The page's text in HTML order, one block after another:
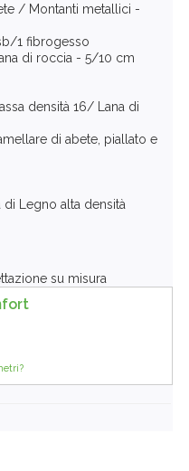
/ Montanti metallici -
1 fibrogesso
di roccia - 5/10 cm
densità 16/ Lana di
di abete, piallato e
Legno alta densità
su misura